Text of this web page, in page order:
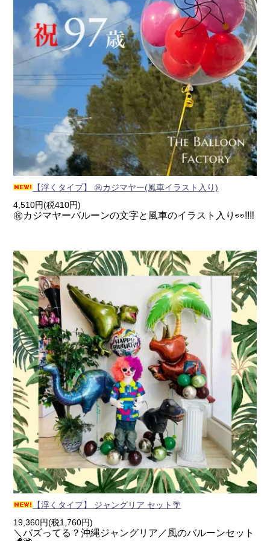
【浮くタイプ】 ㊗カジマヤー(風車イラスト入り)
4,510円(税410円)
㊗カジマヤーバルーンの文字と風車のイラスト入り👀!!‼
【浮くタイプ】 ジャングリア セット🌴
19,360円(税1,760円)
＼バズってる？沖縄ジャングリア／風のバルーンセット